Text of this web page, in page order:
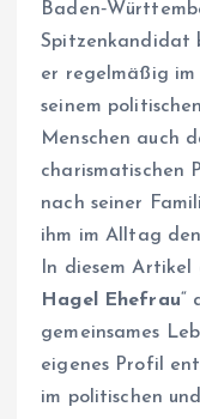
Spitzenkandidat
er regelmäßig im
seinem
Menschen auch
charismatischen
nach seiner
ihm im Alltag
In diesem Artikel
Hagel Ehefrau“
gemeinsames
eigenes Profil
im politischen